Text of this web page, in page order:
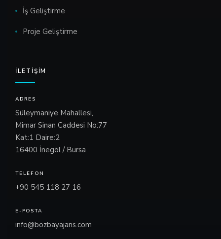
İş Geliştirme
Proje Geliştirme
İLETIŞIM
ADRES
Süleymaniye Mahallesi,
Mimar Sinan Caddesi No:77
Kat:1 Daire:2
16400 İnegöl / Bursa
TELEFON
+90 545 118 27 16
E-POSTA
info@bozbayajans.com